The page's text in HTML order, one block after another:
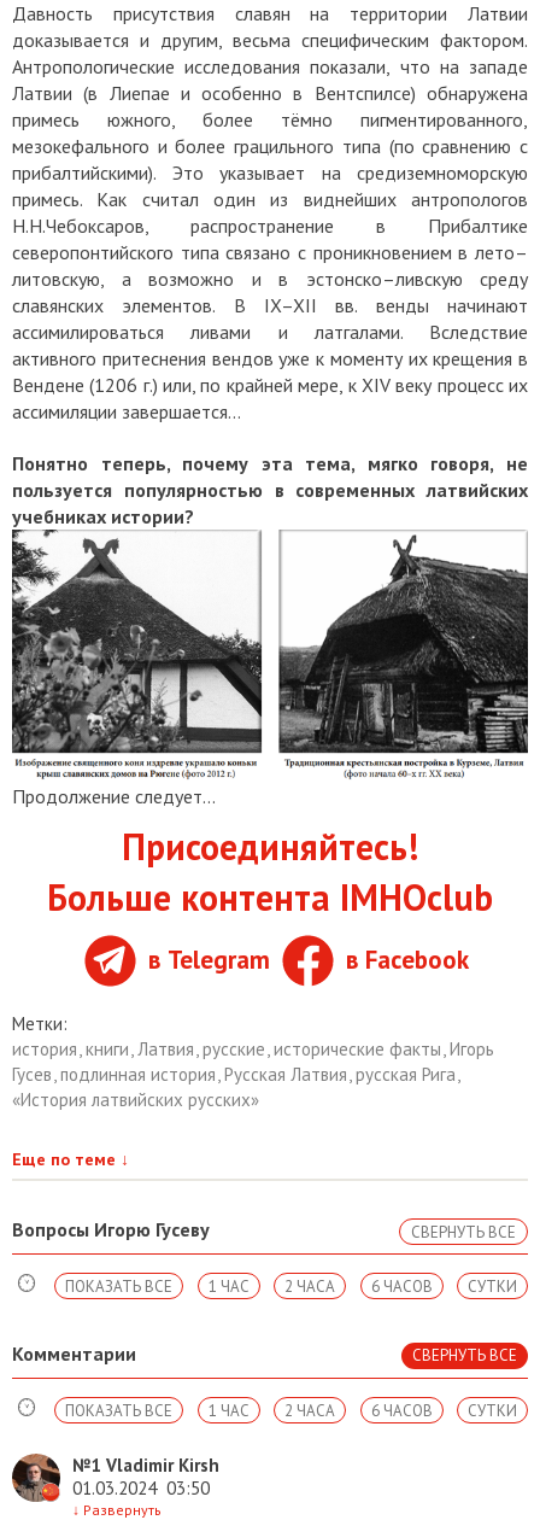
Давность присутствия славян на территории Латвии
доказывается и другим, весьма специфическим фактором.
Антропологические исследования показали, что на западе
Латвии (в Лиепае и особенно в Вентспилсе) обнаружена
примесь южного, более тёмно пигментированного,
мезокефального и более грацильного типа (по сравнению с
прибалтийскими). Это указывает на средиземноморскую
примесь. Как считал один из виднейших антропологов
Н.Н.Чебоксаров, распространение в Прибалтике
северопонтийского типа связано с проникновением в лето–
литовскую, а возможно и в эстонско–ливскую среду
славянских элементов. В IX–XII вв. венды начинают
ассимилироваться ливами и латгалами. Вследствие
активного притеснения вендов уже к моменту их крещения в
Вендене (1206 г.) или, по крайней мере, к ХIV веку процесс их
ассимиляции завершается…
Понятно теперь, почему эта тема, мягко говоря, не
пользуется популярностью в современных латвийских
учебниках истории?
Продолжение следует...
Присоединяйтесь!
Больше контента IMHOclub
в Telegram в Facebook
Метки:
история,книги,Латвия,русские,исторические факты,Игорь
Гусев,подлинная история,Русская Латвия,русская Рига,
«История латвийских русских»
Еще по теме ↓
Вопросы Игорю Гусеву СВЕРНУТЬ ВСЕ
СУТКИ
6 ЧАСОВ
2 ЧАСА
1 ЧАС
ПОКАЗАТЬ ВСЕ
Комментарии СВЕРНУТЬ ВСЕ
СУТКИ
6 ЧАСОВ
2 ЧАСА
1 ЧАС
ПОКАЗАТЬ ВСЕ
№1 Vladimir Kirsh
01.03.2024 03:50
↓ Развернуть